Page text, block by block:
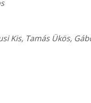
Kis, Tamás Ükös,